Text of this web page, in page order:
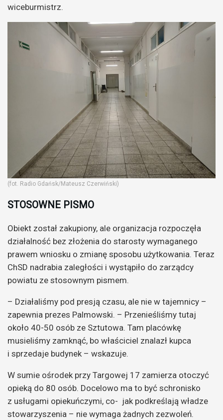
wiceburmistrz.
(fot. Radio Gdańsk/Mateusz Czerwiński)
STOSOWNE PISMO
Obiekt został zakupiony, ale organizacja rozpoczęła
działalność bez złożenia do starosty wymaganego
prawem wniosku o zmianę sposobu użytkowania. Teraz
ChSD nadrabia zaległości i wystąpiło do zarządcy
powiatu ze stosownym pismem.
– Działaliśmy pod presją czasu, ale nie w tajemnicy –
zapewnia prezes Palmowski. – Przenieśliśmy tutaj
około 40-50 osób ze Sztutowa. Tam placówkę
musieliśmy zamknąć, bo właściciel znalazł kupca
i sprzedaje budynek – wskazuje.
W sumie ośrodek przy Targowej 17 zamierza otoczyć
opieką do 80 osób. Docelowo ma to być schronisko
z usługami opiekuńczymi, co- jak podkreślają władze
stowarzyszenia – nie wymaga żadnych zezwoleń.